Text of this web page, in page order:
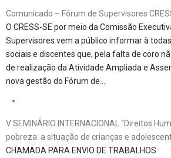
Comunicado – Fórum de Supervisores
O CRESS-SE por meio da Comissão
Supervisores vem a público informar à
sociais e discentes que, pela falta de coro
de realização da Atividade Ampliada e
nova gestão do Fórum de…
V SEMINÁRIO INTERNACIONAL “Direitos
pobreza: a situação de crianças e
CHAMADA PARA ENVIO DE TRABALHOS